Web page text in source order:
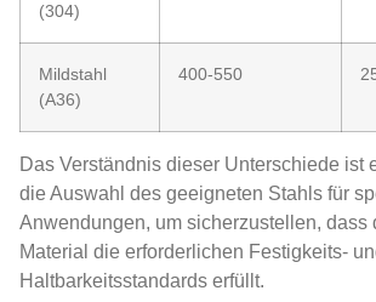
(304)
Mildstahl
(A36)
400-550
Das Verständnis dieser Unterschiede ist
die Auswahl des geeigneten Stahls für
Anwendungen, um sicherzustellen, dass
Material die erforderlichen Festigkeits-
Haltbarkeitsstandards erfüllt.